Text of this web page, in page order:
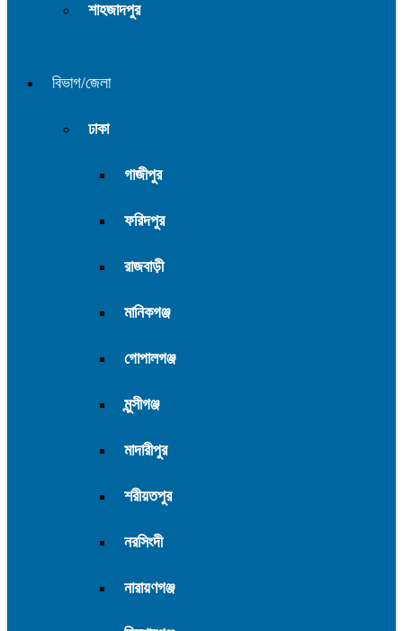
শাহজাদপুর
বিভাগ/জেলা
ঢাকা
গাজীপুর
ফরিদপুর
রাজবাড়ী
মানিকগঞ্জ
গোপালগঞ্জ
মুন্সীগঞ্জ
মাদারীপুর
শরীয়তপুর
নরসিংদী
নারায়ণগঞ্জ